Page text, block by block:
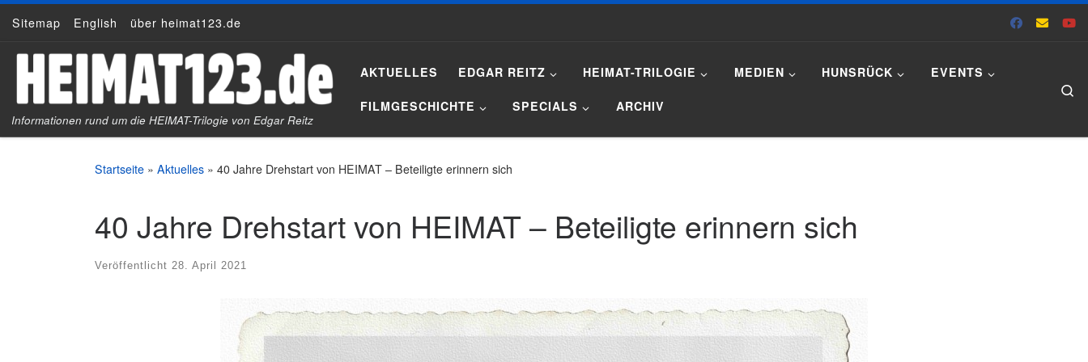
Zum Inhalt springen
Sitemap English über heimat123.de
Informationen rund um die HEIMAT-Trilogie von Edgar Reitz
AKTUELLES EDGAR REITZ HEIMAT-TRILOGIE MEDIEN HUNSRÜCK EVENTS
FILMGESCHICHTE SPECIALS ARCHIV
Startseite » Aktuelles » 40 Jahre Drehstart von HEIMAT – Beteiligte erinnern sich
40 Jahre Drehstart von HEIMAT – Beteiligte erinnern sich
Veröffentlicht 28. April 2021